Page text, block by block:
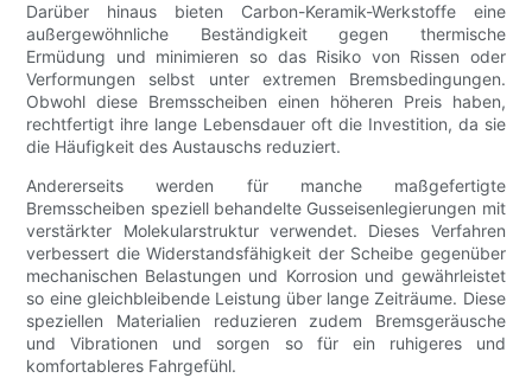
Darüber hinaus bieten Carbon-Keramik-Werkstoffe eine
außergewöhnliche Beständigkeit gegen thermische
Ermüdung und minimieren so das Risiko von Rissen oder
Verformungen selbst unter extremen Bremsbedingungen.
Obwohl diese Bremsscheiben einen höheren Preis haben,
rechtfertigt ihre lange Lebensdauer oft die Investition, da sie
die Häufigkeit des Austauschs reduziert.
Andererseits werden für manche maßgefertigte
Bremsscheiben speziell behandelte Gusseisenlegierungen mit
verstärkter Molekularstruktur verwendet. Dieses Verfahren
verbessert die Widerstandsfähigkeit der Scheibe gegenüber
mechanischen Belastungen und Korrosion und gewährleistet
so eine gleichbleibende Leistung über lange Zeiträume. Diese
speziellen Materialien reduzieren zudem Bremsgeräusche
und Vibrationen und sorgen so für ein ruhigeres und
komfortableres Fahrgefühl.